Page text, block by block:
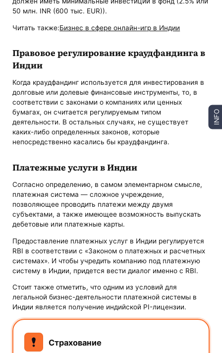
50 млн. INR (600 тыс. EUR)).
Читать также:Бизнес в сфере онлайн-игр в Индии
Правовое регулирование краудфандинга в
Индии
Когда краудфандинг используется для инвестирования в
долговые или долевые финансовые инструменты, то, в
соответствии с законами о компаниях или ценных
бумагах, он считается регулируемым типом
деятельности. В остальных случаях, не существует
каких-либо определенных законов, которые
непосредственно касались бы краудфандинга.
Платежные услуги в Индии
Согласно определению, в самом элементарном смысле,
платежная система — сложное учреждение,
позволяющее проводить платежи между двумя
субъектами, а также имеющее возможность выпускать
дебетовые или платежные карты.
Предоставление платежных услуг в Индии регулируется
RBI в соответствии с «Законом о платежных и расчетных
системах». И чтобы учредить компанию под платежную
систему в Индии, придется вести диалог именно с RBI.
Стоит также отметить, что одним из условий для
легальной бизнес-деятельности платежной системы в
Индии является получение индийской PI-лицензии.
Страхование
INFO